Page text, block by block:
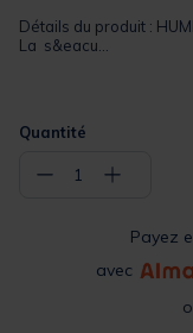
Détails du produit :
La s&eacu...
Quantité
− 1 +
Payez
avec